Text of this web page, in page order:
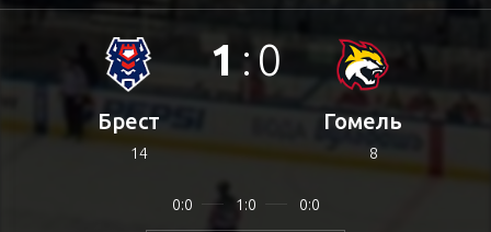
Брест
14
1 : 0
0:0 1:0 0:0
Гомель
8